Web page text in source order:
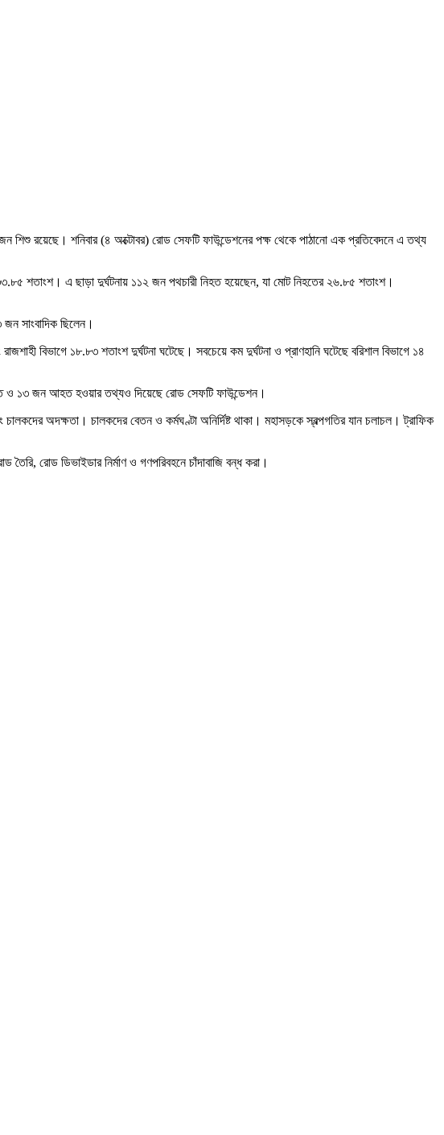
রয়েছে। শনিবার (৪ অক্টোবর) রোড সেফটি ফাউন্ডেশনের পক্ষ থেকে পাঠানো এক প্রতিবেদনে এ তথ্য
শতাংশ। এ ছাড়া দুর্ঘটনায় ১১২ জন পথচারী নিহত হয়েছেন, যা মোট নিহতের ২৬.৮৫ শতাংশ।
সাংবাদিক ছিলেন।
বিভাগে ১৮.৮৩ শতাংশ দুর্ঘটনা ঘটেছে। সবচেয়ে কম দুর্ঘটনা ও প্রাণহানি ঘটেছে বরিশাল বিভাগে ১৪
ও ১৩ জন আহত হওয়ার তথ্যও দিয়েছে রোড সেফটি ফাউন্ডেশন।
অদক্ষতা। চালকদের বেতন ও কর্মঘণ্টা অনির্দিষ্ট থাকা। মহাসড়কে স্বল্পগতির যান চলাচল। ট্রাফিক
রোড ডিভাইডার নির্মাণ ও গণপরিবহনে চাঁদাবাজি বন্ধ করা।